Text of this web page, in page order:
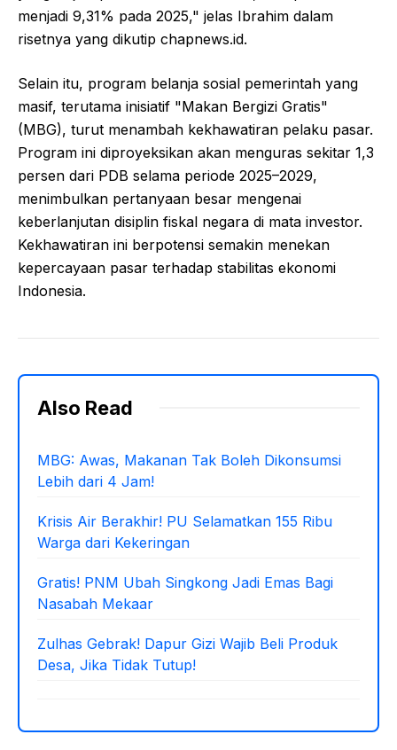
menjadi 9,31% pada 2025," jelas Ibrahim dalam
risetnya yang dikutip chapnews.id.
Selain itu, program belanja sosial pemerintah yang
masif, terutama inisiatif "Makan Bergizi Gratis"
(MBG), turut menambah kekhawatiran pelaku pasar.
Program ini diproyeksikan akan menguras sekitar 1,3
persen dari PDB selama periode 2025–2029,
menimbulkan pertanyaan besar mengenai
keberlanjutan disiplin fiskal negara di mata investor.
Kekhawatiran ini berpotensi semakin menekan
kepercayaan pasar terhadap stabilitas ekonomi
Indonesia.
Also Read
MBG: Awas, Makanan Tak Boleh Dikonsumsi
Lebih dari 4 Jam!
Krisis Air Berakhir! PU Selamatkan 155 Ribu
Warga dari Kekeringan
Gratis! PNM Ubah Singkong Jadi Emas Bagi
Nasabah Mekaar
Zulhas Gebrak! Dapur Gizi Wajib Beli Produk
Desa, Jika Tidak Tutup!